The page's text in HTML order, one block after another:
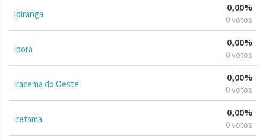
Ipiranga
0,00%
0 votos
Iporã
0,00%
0 votos
Iracema do Oeste
0,00%
0 votos
Iretama
0,00%
0 votos